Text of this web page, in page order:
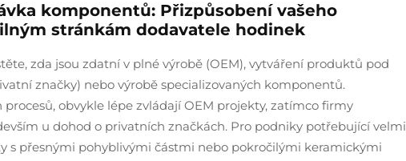
komponentů: Přizpůsobení vašeho
stránkám dodavatele hodinek
zda jsou zdatní v plné výrobě (OEM), vytváření produktů pod
značky) nebo výrobě specializovaných komponentů.
obvykle lépe zvládají OEM projekty, zatímco firmy
u dohod o privatních značkách. Pro podniky potřebující velmi
s přesnými pohyblivými částmi nebo pokročilými keramickými